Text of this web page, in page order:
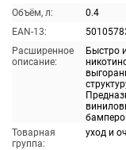
Объём, л:
0.4
EAN-13:
Расширенное
описание:
Быстро
Товарная
группа:
уход и